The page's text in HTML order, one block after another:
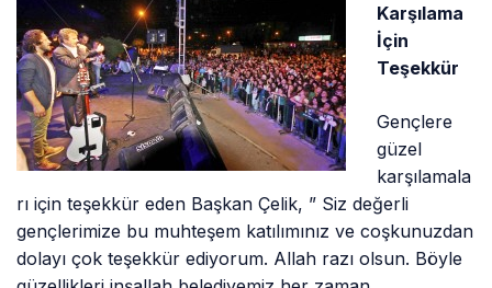
Karşılama
İçin
Teşekkür
Gençlere
güzel
karşılamala
rı için teşekkür eden Başkan Çelik, ” Siz değerli
gençlerimize bu muhteşem katılımınız ve coşkunuzdan
dolayı çok teşekkür ediyorum. Allah razı olsun. Böyle